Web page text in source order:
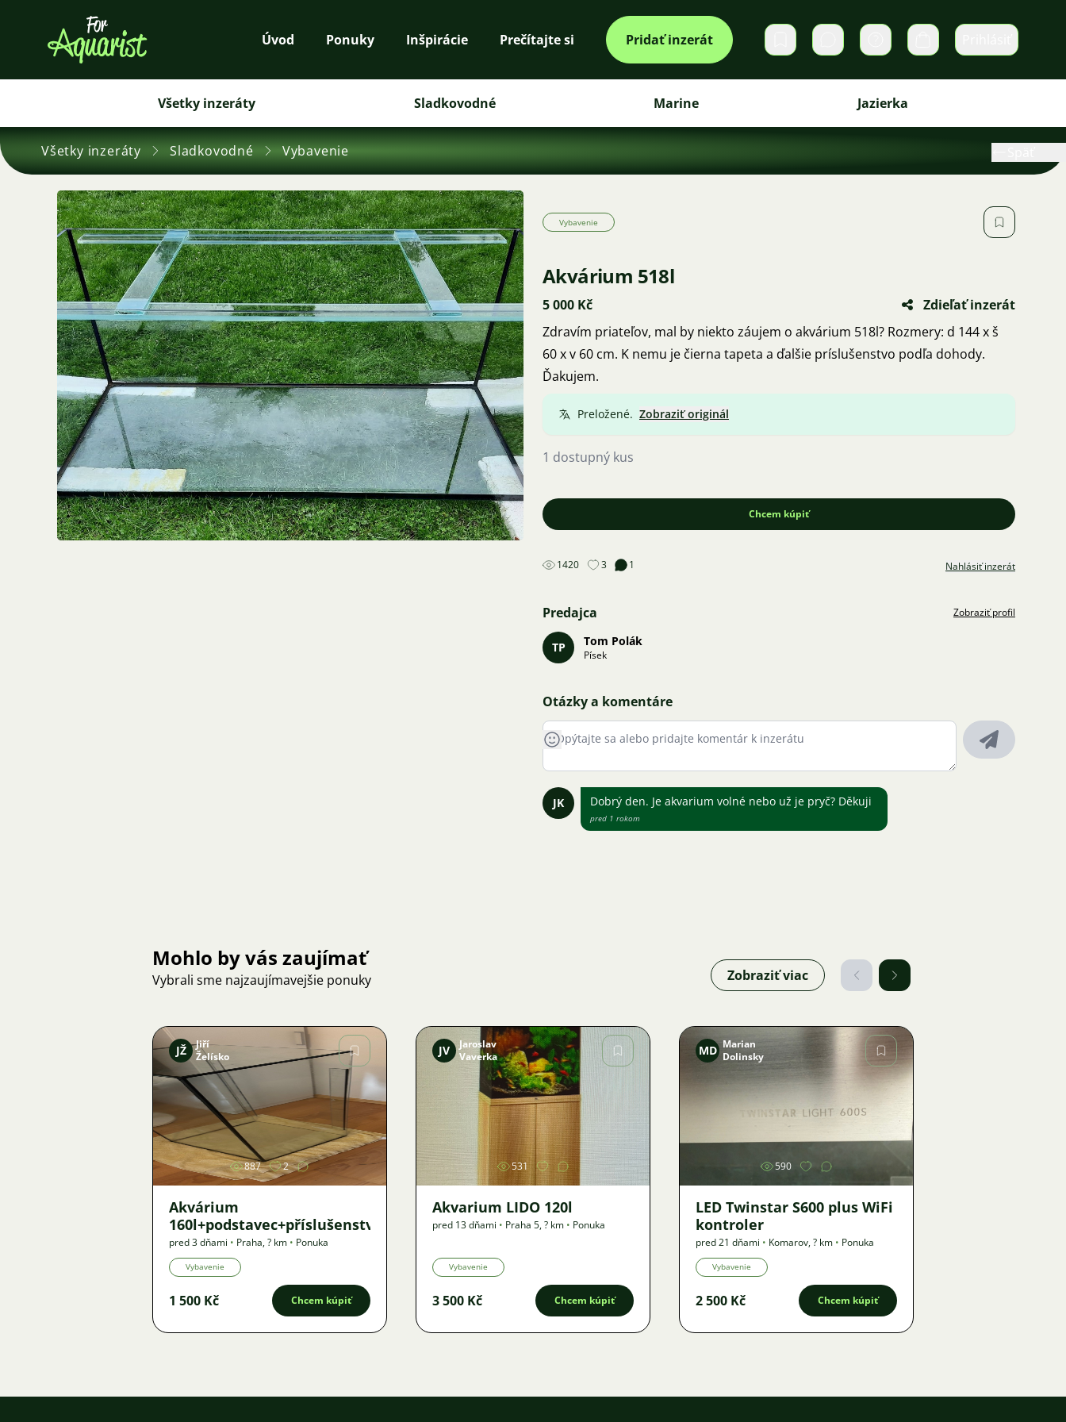
Úvod Ponuky Inšpirácie Prečítajte si Pridať inzerát Súkromné správy Košík
Všetky inzeráty Sladkovodné Marine Jazierka
Všetky inzeráty Sladkovodné Vybavenie
Vybavenie
Akvárium 518l
5 000 Kč
Zdieľať inzerát
Zdravím priateľov, mal by niekto záujem o akvárium 518l? Rozmery: d 144 x š
60 x v 60 cm. K nemu je čierna tapeta a ďalšie príslušenstvo podľa dohody.
Ďakujem.
Preložené. Zobraziť originál
1 dostupný kus
Chcem kúpiť
1420 3 1 Nahlásiť inzerát
Predajca Zobraziť profil
TP Tom Polák
Písek
Otázky a komentáre
JK Dobrý den. Je akvarium volné nebo už je pryč? Děkuji
pred 1 rokom
Mohlo by vás zaujímať
Vybrali sme najzaujímavejšie ponuky Zobraziť viac
Obrázok
JŽ
Jiří
Želísko
887 2
Akvárium
160l+podstavec+příslušenství
pred 3 dňami • Praha,? km • Ponuka
Vybavenie
1 500 Kč Chcem kúpiť
Obrázok
JV
Jaroslav
Vaverka
531
Akvarium LIDO 120l
pred 13 dňami • Praha 5,? km • Ponuka
Vybavenie
3 500 Kč Chcem kúpiť
Obrázok
MD Marian
Dolinsky
590
LED Twinstar S600 plus WiFi
kontroler
pred 21 dňami • Komarov,? km • Ponuka
Vybavenie
2 500 Kč Chcem kúpiť